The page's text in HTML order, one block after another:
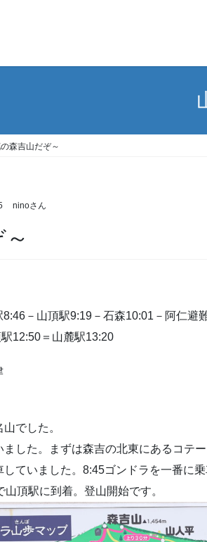
森吉山だぞ～
ninoさん
－山頂駅9:19－石森10:01－阿仁避
12:50＝山麓駅13:20
でした。
した。まずは森吉の北東にあるコテ
ていました。8:45ゴンドラを一番に
頂駅に到着。登山開始です。